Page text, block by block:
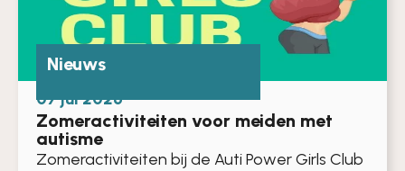
Nieuws
07 jul 2026
Zomeractiviteiten voor meiden met
autisme
Zomeractiviteiten bij de Auti Power Girls Club